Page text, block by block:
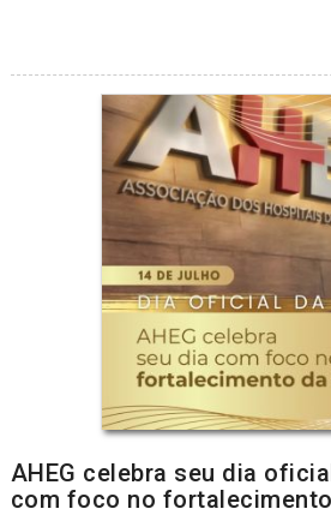
AHEG celebra seu dia
com foco no